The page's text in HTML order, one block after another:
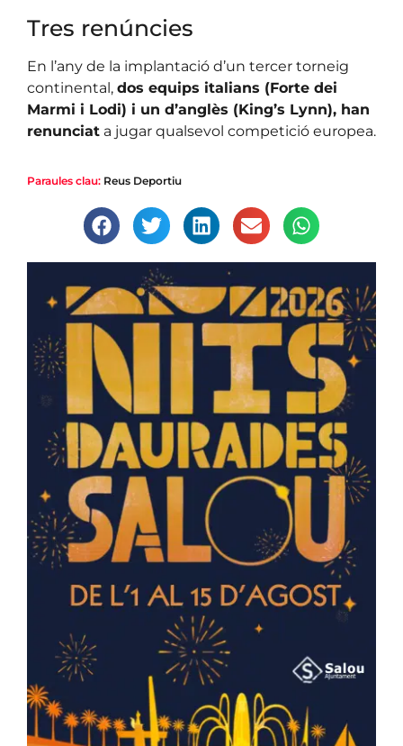
Tres renúncies
En l’any de la implantació d’un tercer torneig
continental, dos equips italians (Forte dei
Marmi i Lodi) i un d’anglès (King’s Lynn), han
renunciat a jugar qualsevol competició europea.
Paraules clau: Reus Deportiu